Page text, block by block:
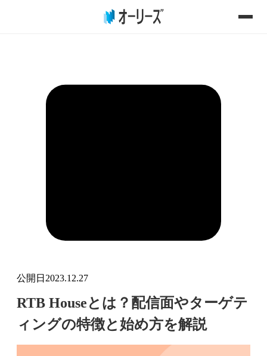
公開日 2023.12.27
RTB Houseとは？配信面やターゲテ
ィングの特徴と始め方を解説